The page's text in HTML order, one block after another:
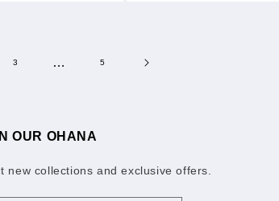
3 … 5
OUR OHANA
new collections and exclusive offers.